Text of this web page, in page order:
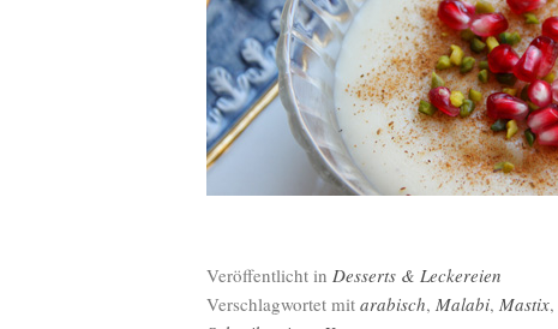
Veröffentlicht in Desserts & Leckereien
Verschlagwortet mit arabisch, Malabi, Mastix,